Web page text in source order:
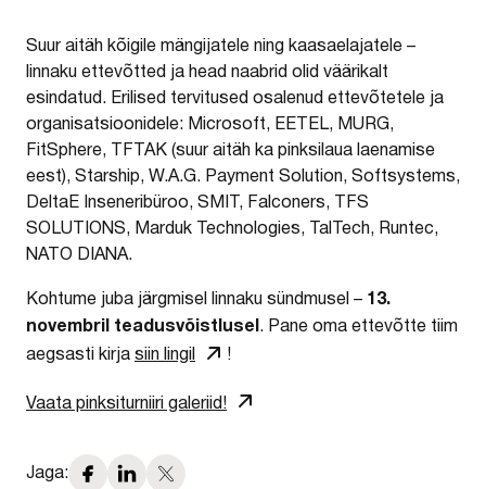
Suur aitäh kõigile mängijatele ning kaasaelajatele –
linnaku ettevõtted ja head naabrid olid väärikalt
esindatud. Erilised tervitused osalenud ettevõtetele ja
organisatsioonidele: Microsoft, EETEL, MURG,
FitSphere, TFTAK (suur aitäh ka pinksilaua laenamise
eest), Starship, W.A.G. Payment Solution, Softsystems,
DeltaE Inseneribüroo, SMIT, Falconers, TFS
SOLUTIONS, Marduk Technologies, TalTech, Runtec,
NATO DIANA.
Kohtume juba järgmisel linnaku sündmusel – 13.
novembril teadusvõistlusel. Pane oma ettevõtte tiim
aegsasti kirjasiin lingil
!
Vaata pinksiturniiri galeriid!
Jaga: